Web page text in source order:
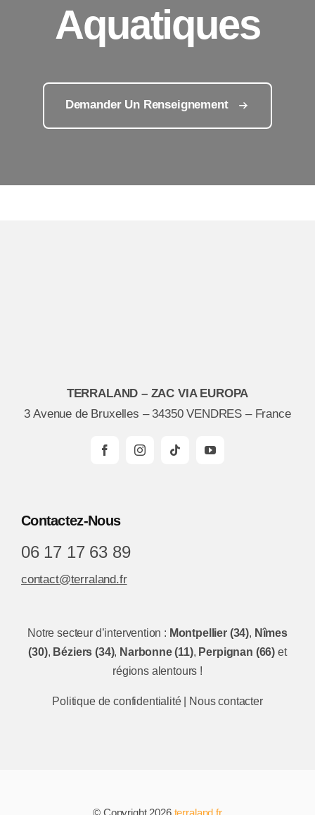
Aquatiques
Demander Un Renseignement
TERRALAND – ZAC VIA EUROPA
3 Avenue de Bruxelles – 34350 VENDRES – France
Contactez-Nous
06 17 17 63 89
contact@terraland.fr
Notre secteur d’intervention : Montpellier (34), Nîmes
(30), Béziers (34), Narbonne (11), Perpignan (66) et
régions alentours !
Politique de confidentialité| Nous contacter
© Copyright 2026 terraland.fr